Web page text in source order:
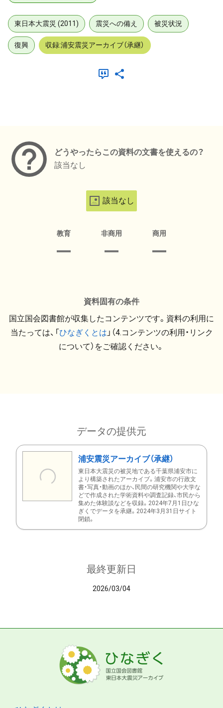
東日本大震災 (2011) 震災への備え 被災状況
復興 収録:浦安震災アーカイブ（承継）
どうやったらこの資料の文書を使えるの？
該当なし
該当なし
教育 非商用 商用
資料固有の条件
国立国会図書館が収集したコンテンツです。資料の利用に
当たっては、「ひなぎくとは 」（4.コンテンツの利用・リンク
について）をご確認ください。
データの提供元
浦安震災アーカイブ（承継）
東日本大震災の被災地である千葉県浦安市に
より構築されたアーカイブ。浦安市の行政文
書・写真・動画のほか、民間の研究機関や大学な
どで作成された学術資料や調査記録、市民から
集めた体験談などを収録。2024年7月1日ひな
ぎくでデータを承継。2024年3月31日サイト
閉鎖。
最終更新日
2026/03/04